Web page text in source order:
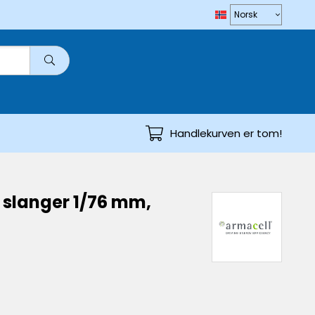
Handlekurven er tom!
1/76 mm,